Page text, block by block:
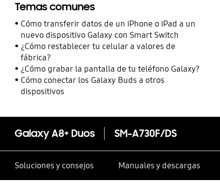
Temas comunes
Cómo transferir datos de un iPhone o iPad a un
nuevo dispositivo Galaxy con Smart Switch
¿Cómo restablecer tu celular a valores de
fábrica?
¿Cómo grabar la pantalla de tu teléfono Galaxy?
Cómo conectar los Galaxy Buds a otros
dispositivos
Galaxy A8+ Duos SM-A730F/DS
Soluciones y consejos Manuales y descargas